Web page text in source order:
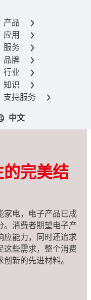
产品
应用
服务
品牌
行业
知识
支持服务
中文
666-7306
完美结
家电，电子产品已成
。消费者期望电子产
应能力，同时还追求
这些需求，整个消费
新的先进材料。